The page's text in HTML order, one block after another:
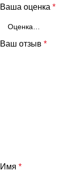
Ваша оценка *
Ваш отзыв *
Имя *